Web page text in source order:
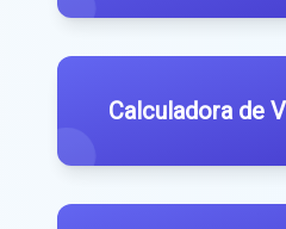
Calculadora de